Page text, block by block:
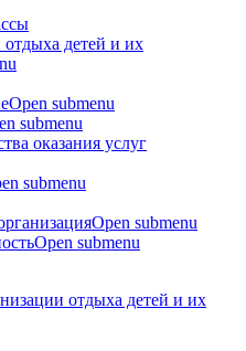
детей и их
Open submenu
submenu
оказания услуг
submenu
Open submenu
Open submenu
отдыха детей и их